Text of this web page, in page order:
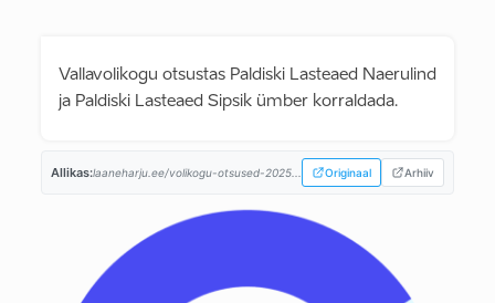
Vallavolikogu otsustas Paldiski Lasteaed Naerulind
ja Paldiski Lasteaed Sipsik ümber korraldada.
Allikas:laaneharju.ee/volikogu-otsused-2025... Originaal Arhiiv